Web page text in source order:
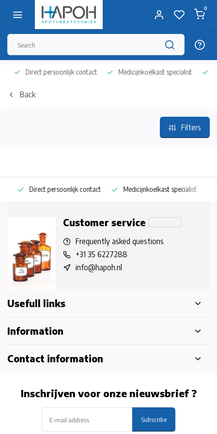
0
Direct persoonlijk contact Medicijnkoelkast specialist Op
Back
Filters
Direct persoonlijk contact Medicijnkoelkast specialist
Customer service
Frequently asked questions
+31 35 6227288
info@hapoh.nl
Usefull links
Information
Contact information
Inschrijven voor onze nieuwsbrief ?
Subscribe